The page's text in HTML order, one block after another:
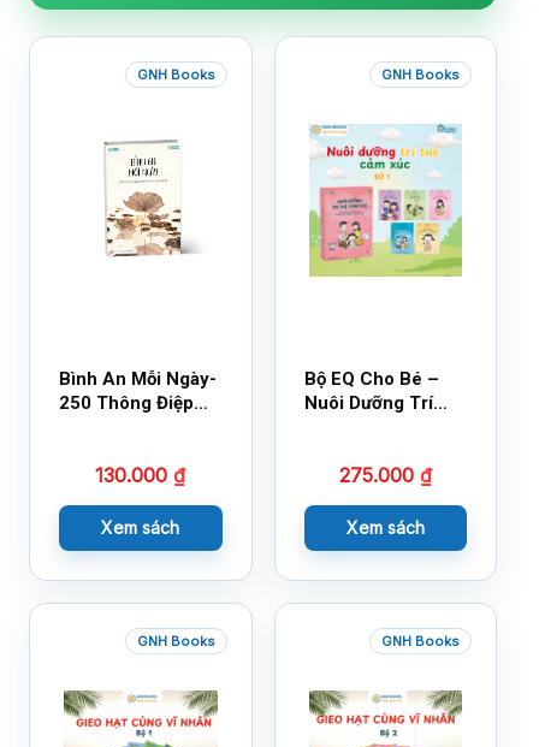
GNH Books
Bình An Mỗi Ngày-
250 Thông Điệp
130.000₫
Xem sách
GNH Books
Bộ EQ Cho Bé –
Nuôi Dưỡng Trí
275.000 ₫
Xem sách
GNH Books GNH Books